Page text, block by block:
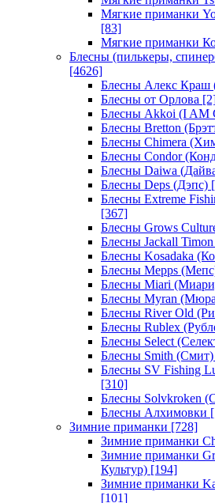
Мягкие приманки
[83]
Мягкие приманки
Блесны (пилькеры,
[4626]
Блесны Алекс Краш
Блесны от Орлова
Блесны Akkoi (I AM
Блесны Bretton
Блесны Chimera
Блесны Condor
Блесны Daiwa
Блесны Deps (Дэпс)
Блесны Extreme
[367]
Блесны Grows
Блесны Jackall
Блесны Kosadaka
Блесны Mepps
Блесны Miari
Блесны Myran
Блесны River Old
Блесны Rublex
Блесны Select
Блесны Smith (Смит)
Блесны SV Fishing
[310]
Блесны Solvkroken
Блесны Алхимовки
Зимние приманки [728]
Зимние приманки
Зимние приманки
Культур) [194]
Зимние приманки
[101]